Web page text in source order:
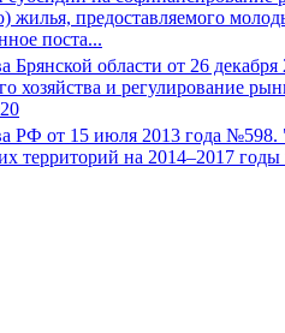
жилья, предоставляемого
поста...
Брянской области от 26
хозяйства и регулирование
РФ от 15 июля 2013 года
территорий на 2014–2017